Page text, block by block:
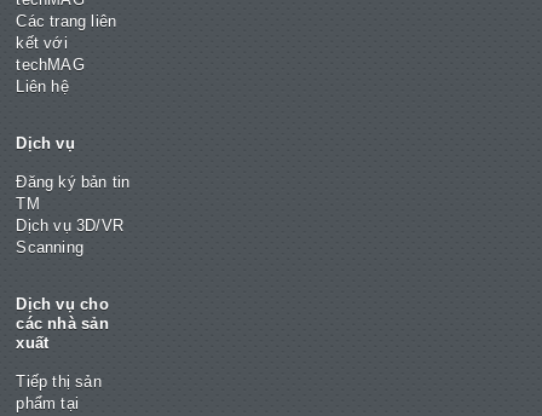
Các trang liên
kết với
techMAG
Liên hệ
Dịch vụ
Đăng ký bản tin
TM
Dịch vụ 3D/VR
Scanning
Dịch vụ cho
các nhà sản
xuất
Tiếp thị sản
phẩm tại